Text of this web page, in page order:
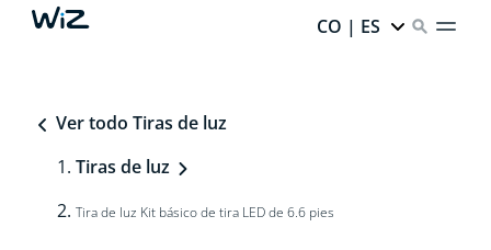
CO | ES
Ver todo Tiras de luz
Tiras de luz
Tira de luz Kit básico de tira LED de 6.6 pies